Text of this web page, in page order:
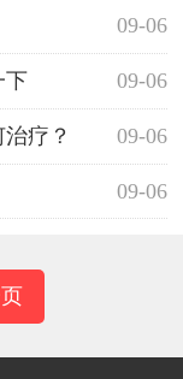
09-06
09-06
下
09-06
疗？
09-06